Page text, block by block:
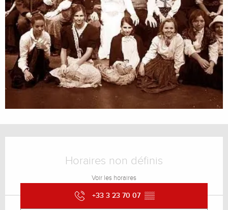
Horaires non définis
Voir les horaires
+33 3 23 70 07 ▒▒